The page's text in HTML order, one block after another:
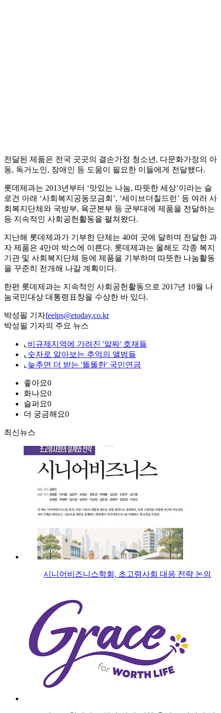
전달된 제품은 전국 곳곳의 결손가정 청소년, 다문화가정의 아
동, 독거노인, 장애인 등 도움이 필요한 이들에게 전달됐다.
롯데제과는 2013년부터 ‘맛있는 나눔, 따뜻한 세상’이라는 슬
로건 아래 ‘사회복지공동모금회’, ‘세이브더칠드런’ 등 여러 사
회복지단체와 국방부, 육군본부 등 군부대에 제품을 전달하는
등 지속적인 사회공헌활동을 펼쳐왔다.
지난해 롯데제과가 기부한 단체는 40여 곳에 달하며 전달한 과
자 제품은 4만여 박스에 이른다. 롯데제과는 올해도 각종 복지
기관 및 사회복지단체 등에 제품을 기부하며 따뜻한 나눔활동
을 꾸준히 전개해 나갈 계획이다.
한편 롯데제과는 지속적인 사회공헌활동으로 2017년 10월 나
눔국민대상 대통령표창을 수상한 바 있다.
박성필 기자feelps@etoday.co.kr
박성필 기자의 주요 뉴스
⌞ 비규제지역에 가려진 '알짜' 호재들
⌞ 숫자로 알아보는 추억의 앨범들
⌞ 늦추면 더 받는 '똘똘한' 국민연금
좋아요0
화나요0
슬퍼요0
더 궁금해요0
최신뉴스
시니어비즈니스학회, 초고령사회 대응 전략 논의